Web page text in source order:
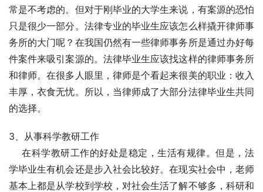
常是不考虑的。但对于刚毕业的大学生来说，有案源的恐怕
只是很少一部分。法律专业的毕业生应该怎么样撬开律师事
务所的大门呢？在我国仍然有一些律师事务所是通过办好每
件案件来吸引案源的。法律毕业生应该找这样的律师事务所
和律师。在很多人眼里，律师是个看起来很美的职业：收入
丰厚，衣食无忧。所以，当律师成了大部分法律毕业生共同
的选择。
3、从事科学教研工作
在科学教研工作的好处是稳定，生活有规律。但是，法
学毕业生有机会还是步入社会比较好。在现实社会中，老师
基本上都是从学校到学校，对社会生活了解不够多，科研和